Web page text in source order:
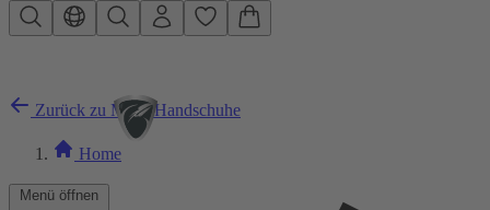
Zum Hauptinhalt springen
Menü öffnen
Zurück zu MTB-Handschuhe
Home